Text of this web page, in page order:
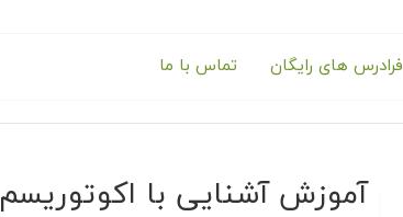
فرادرس های رایگان تماس با ما
آموزش آشنایی با اکوتوریسم